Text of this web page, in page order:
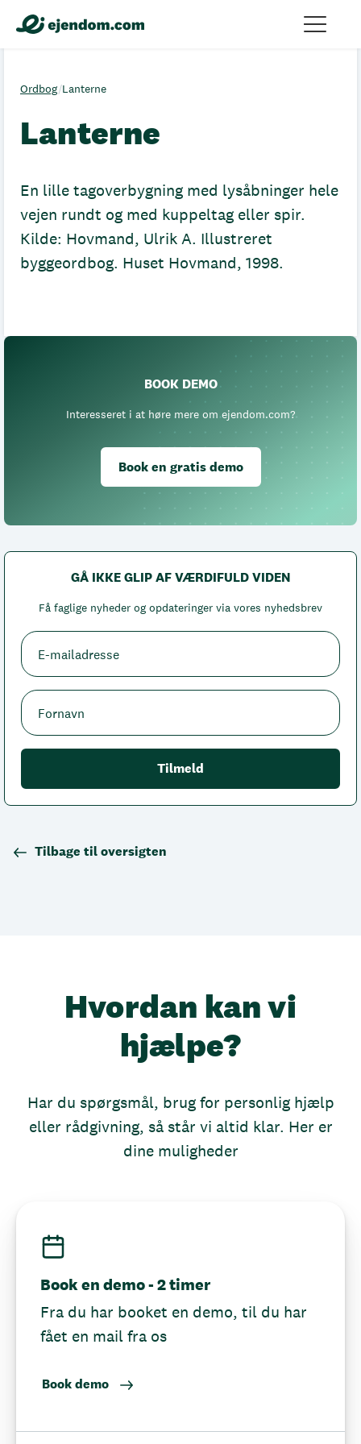
Ordbog/Lanterne
Lanterne
En lille tagoverbygning med lysåbninger hele
vejen rundt og med kuppeltag eller spir.
Kilde: Hovmand, Ulrik A. Illustreret
byggeordbog. Huset Hovmand, 1998.
BOOK DEMO
Interesseret i at høre mere om ejendom.com?
Book en gratis demo
GÅ IKKE GLIP AF VÆRDIFULD VIDEN
Få faglige nyheder og opdateringer via vores nyhedsbrev
Tilbage til oversigten
Hvordan kan vi
hjælpe?
Har du spørgsmål, brug for personlig hjælp
eller rådgivning, så står vi altid klar. Her er
dine muligheder
Book en demo - 2 timer
Fra du har booket en demo, til du har
fået en mail fra os
Book demo